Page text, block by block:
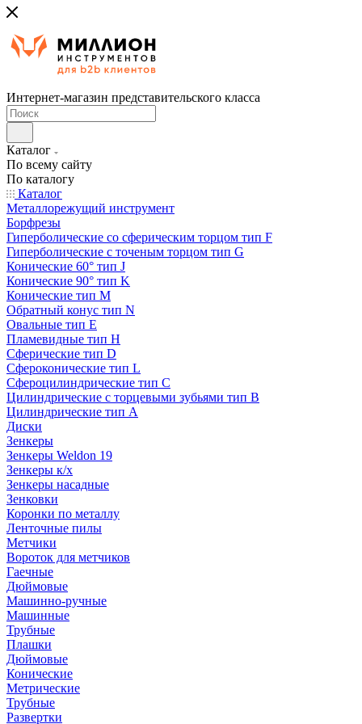
Интернет-магазин представительского класса
Каталог
По всему сайту
По каталогу
Каталог
Металлорежущий инструмент
Борфрезы
Гиперболические cо сферическим торцом тип F
Гиперболические с точеным торцом тип G
Конические 60° тип J
Конические 90° тип K
Конические тип M
Обратный конус тип N
Овальные тип E
Пламевидные тип H
Сферические тип D
Сфероконические тип L
Сфероцилиндрические тип C
Цилиндрические с торцевыми зубьями тип B
Цилиндрические тип А
Диски
Зенкеры
Зенкеры Weldon 19
Зенкеры к/х
Зенкеры насадные
Зенковки
Коронки по металлу
Ленточные пилы
Метчики
Вороток для метчиков
Гаечные
Дюймовые
Машинно-ручные
Машинные
Трубные
Плашки
Дюймовые
Конические
Метрические
Трубные
Развертки